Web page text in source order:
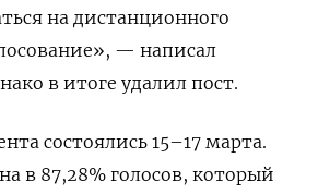
на дистанционного
— написал
в итоге удалил пост.
состоялись 15–17 марта.
в 87,28% голосов, который